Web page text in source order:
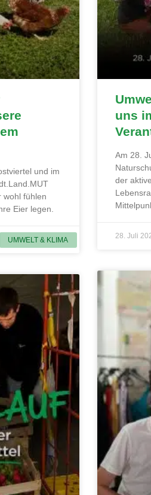
UMWELT & KLIMA
und im
wohl fühlen
Eier legen.
uns
Am 28.
der
28. Juli